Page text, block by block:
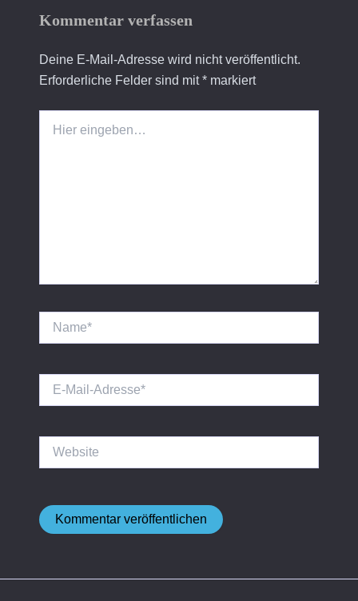
Kommentar verfassen
Deine E-Mail-Adresse wird nicht veröffentlicht.
Erforderliche Felder sind mit*markiert
eingeben…
Mail-